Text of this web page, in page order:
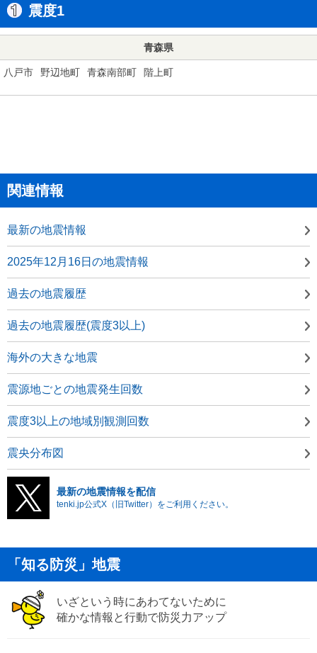
震度1
青森県
八戸市 野辺地町 青森南部町 階上町
関連情報
最新の地震情報
2025年12月16日の地震情報
過去の地震履歴
過去の地震履歴(震度3以上)
海外の大きな地震
震源地ごとの地震発生回数
震度3以上の地域別観測回数
震央分布図
最新の地震情報を配信
tenki.jp公式X（旧Twitter）をご利用ください。
「知る防災」地震
いざという時にあわてないために
確かな情報と行動で防災力アップ